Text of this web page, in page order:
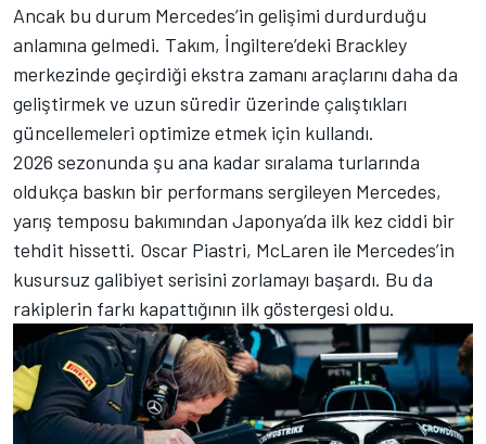
Ancak bu durum Mercedes’in gelişimi durdurduğu
anlamına gelmedi. Takım, İngiltere’deki Brackley
merkezinde geçirdiği ekstra zamanı araçlarını daha da
geliştirmek ve uzun süredir üzerinde çalıştıkları
güncellemeleri optimize etmek için kullandı.
2026 sezonunda şu ana kadar sıralama turlarında
oldukça baskın bir performans sergileyen Mercedes,
yarış temposu bakımından Japonya’da ilk kez ciddi bir
tehdit hissetti. Oscar Piastri, McLaren ile Mercedes’in
kusursuz galibiyet serisini zorlamayı başardı. Bu da
rakiplerin farkı kapattığının ilk göstergesi oldu.